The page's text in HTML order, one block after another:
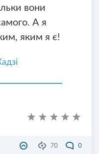
вони
А я
яким я є!
70 0